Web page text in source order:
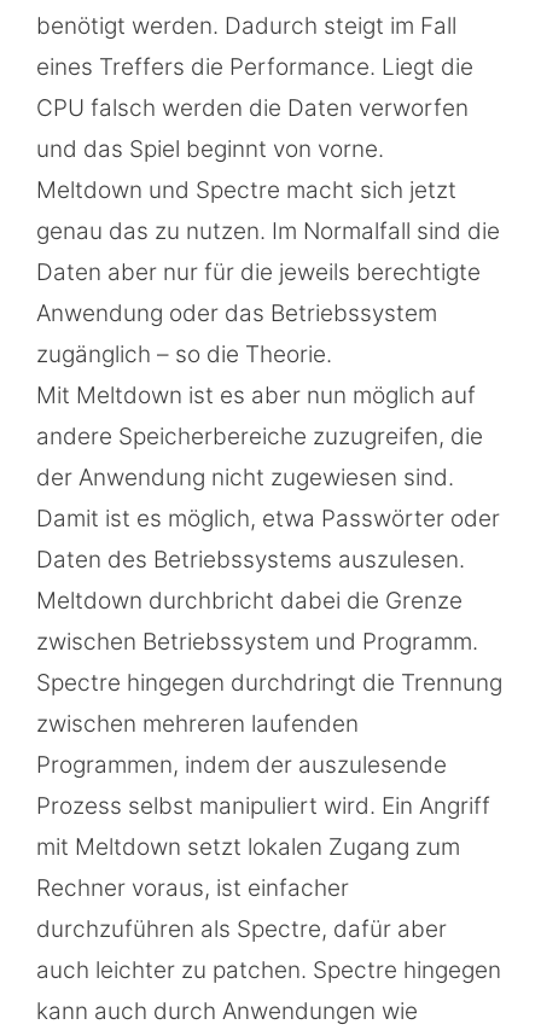
benötigt werden. Dadurch steigt im Fall
eines Treffers die Performance. Liegt die
CPU falsch werden die Daten verworfen
und das Spiel beginnt von vorne.
Meltdown und Spectre macht sich jetzt
genau das zu nutzen. Im Normalfall sind die
Daten aber nur für die jeweils berechtigte
Anwendung oder das Betriebssystem
zugänglich – so die Theorie.
Mit Meltdown ist es aber nun möglich auf
andere Speicherbereiche zuzugreifen, die
der Anwendung nicht zugewiesen sind.
Damit ist es möglich, etwa Passwörter oder
Daten des Betriebssystems auszulesen.
Meltdown durchbricht dabei die Grenze
zwischen Betriebssystem und Programm.
Spectre hingegen durchdringt die Trennung
zwischen mehreren laufenden
Programmen, indem der auszulesende
Prozess selbst manipuliert wird. Ein Angriff
mit Meltdown setzt lokalen Zugang zum
Rechner voraus, ist einfacher
durchzuführen als Spectre, dafür aber
auch leichter zu patchen. Spectre hingegen
kann auch durch Anwendungen wie